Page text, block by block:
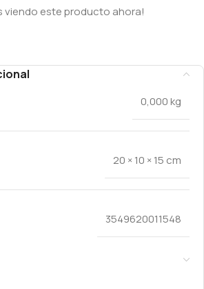
viendo este producto ahora!
0,000 kg
20 × 10 × 15 cm
3549620011548